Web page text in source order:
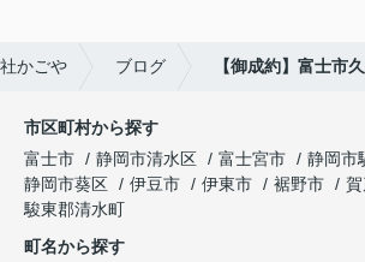
かごや ブログ 【御成約】富士市
市区町村から探す
富士市
静岡市清水区 富士宮市
静岡市
静岡市葵区
伊豆市 伊東市 裾野市
駿東郡清水町
町名から探す